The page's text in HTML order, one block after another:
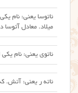
میلاد. معادل آتوسا
ئاتوی یعنی: نام
ئاته ر یعنی: آتش.